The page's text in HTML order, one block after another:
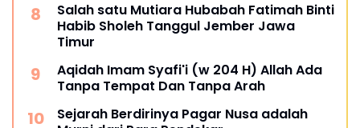
Salah satu Mutiara Hubabah Fatimah Binti
Habib Sholeh Tanggul Jember Jawa
Timur
Aqidah Imam Syafi'i (w 204 H) Allah Ada
Tanpa Tempat Dan Tanpa Arah
Sejarah Berdirinya Pagar Nusa adalah